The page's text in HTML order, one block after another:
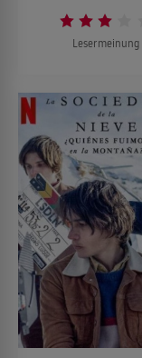
Lesermeinung